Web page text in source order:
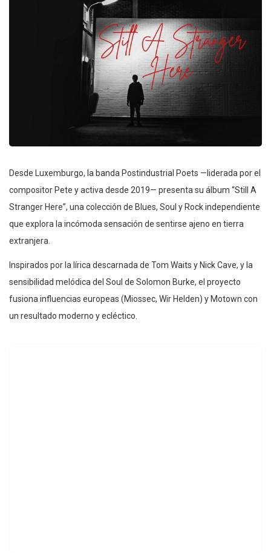
Desde Luxemburgo, la banda Postindustrial Poets —liderada por el
compositor Pete y activa desde 2019— presenta su álbum “Still A
Stranger Here”, una colección de Blues, Soul y Rock independiente
que explora la incómoda sensación de sentirse ajeno en tierra
extranjera.
Inspirados por la lírica descarnada de Tom Waits y Nick Cave, y la
sensibilidad melódica del Soul de Solomon Burke, el proyecto
fusiona influencias europeas (Miossec, Wir Helden) y Motown con
un resultado moderno y ecléctico.